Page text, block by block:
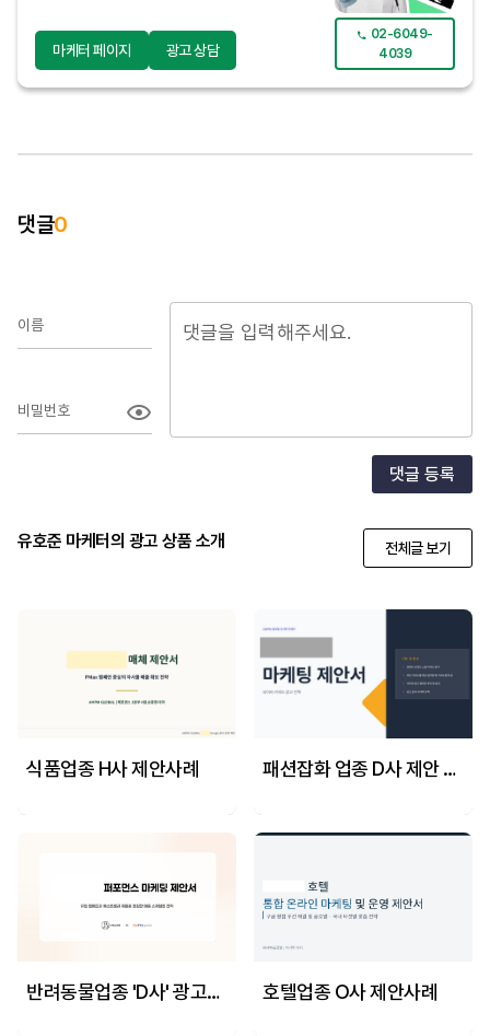
마케터 페이지 광고 상담
02-6049-
4039
댓글0
이름
비밀번호
댓글 등록
유호준 마케터의 광고 상품 소개 전체글 보기
식품업종 H사 제안사례 패션잡화 업종 D사 제안 사례
반려동물업종 'D사' 광고제안 사례 호텔업종 O사 제안사례